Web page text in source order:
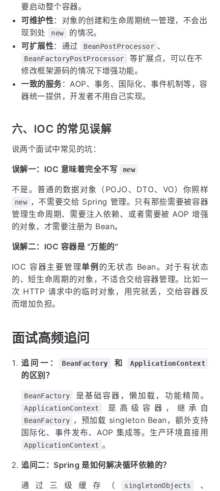
要启动整个容器。
可维护性：对象的创建和生命周期统一管理，不会出
现到处
new
的情况。
可扩展性：通过 BeanPostProcessor 、
BeanFactoryPostProcessor
等扩展点，可以在不
修改框架源码的情况下增强功能。
一致的服务 ：AOP、事务、国际化、事件机制等，容
器统一提供，开发者不用自己实现。
六、IOC 的常见误解
说两个面试中常见的坑：
误解一：IOC 意味着完全不写 new
不是。普通的数据对象（POJO、DTO、VO）你照样
new ，不需要交给 Spring 管理。只有那些需要被容器
管理生命周期、需要注入依赖、或者需要被 AOP 增强
的对象，才需要注册为 Bean。
误解二：IOC 容器是 "万能的"
IOC 容器主要管理单例 的无状态 Bean。对于有状态
的、短生命周期的对象，不适合交给容器管理。比如一
次 HTTP 请求中的临时对象，用完就丢，交给容器反
而增加负担。
面试高频追问
追问一： BeanFactory 和 ApplicationContext
的区别？
BeanFactory 是基础容器，懒加载，功能精简。
ApplicationContext 是高级容器，继承自
BeanFactory ，预加载 singleton Bean，额外支持
国际化、事件发布、AOP 集成等。生产环境直接用
ApplicationContext 。
追问二：Spring 是如何解决循环依赖的？
通过三级缓存（ singletonObjects 、